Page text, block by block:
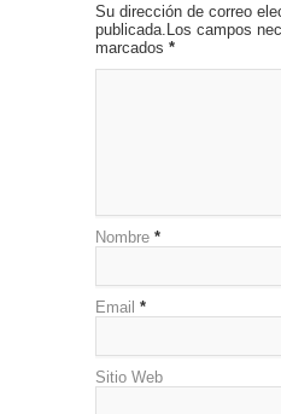
Su dirección de correo
publicada.Los campos
marcados *
Nombre *
Email *
Sitio Web